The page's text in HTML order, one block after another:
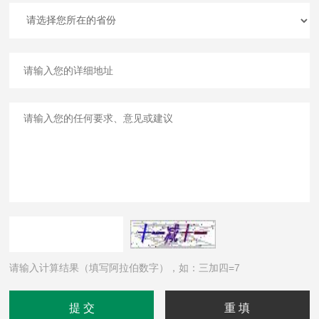
请输入计算结果（填写阿拉伯数字），如：三加四=7